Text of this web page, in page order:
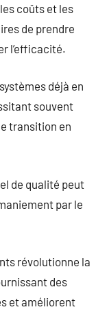
coûts et les
de prendre
l’efficacité.
déjà en
souvent
transition en
de qualité peut
par le
révolutionne la
des
et améliorent